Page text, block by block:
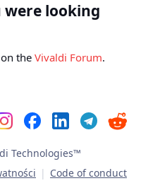
looking
the Vivaldi Forum.
Technologies™
| Code of conduct